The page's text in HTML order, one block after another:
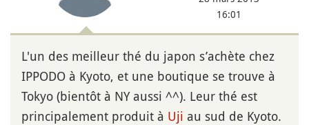
16:01
L'un des meilleur thé du japon s’achète chez
IPPODO à Kyoto, et une boutique se trouve à
Tokyo (bientôt à NY aussi ^^). Leur thé est
principalement produit à Uji au sud de Kyoto.